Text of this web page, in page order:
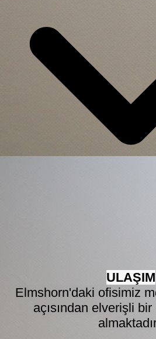
ULAŞIM
Elmshorn'daki ofisimiz
açısından elverişli